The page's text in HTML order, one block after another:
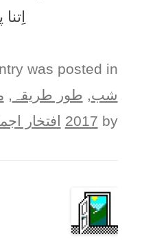
was posted in
شب, طور طريقہ ,
2017 by افتخار